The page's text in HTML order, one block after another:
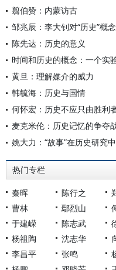
翦伯赞：内蒙访古
邹兆辰：李大钊对“历史”概
陈先达：历史的意义
时间和历史的概念：一个实
黄旦：理解媒介的威力
韩毓海：历史与国情
何怀宏：历史不应只由胜利
麦克米伦：历史记忆的争夺
姚大力：“故事”在历史研究
热门专栏
秦晖 陈行之
曹林
鄢烈山
于建嵘
陈志武
杨祖陶
沈志华
李昌平
张鸣